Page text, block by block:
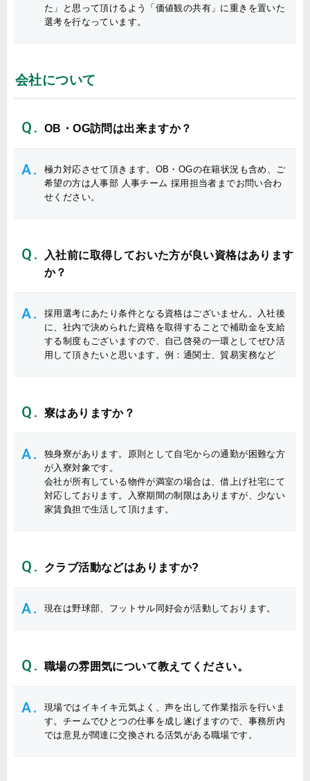
た」と思って頂けるよう「価値観の共有」に重きを置いた
選考を行なっています。
会社について
OB・OG訪問は出来ますか？
極力対応させて頂きます。OB・OGの在籍状況も含め、ご
希望の方は人事部 人事チーム 採用担当者までお問い合わ
せください。
入社前に取得しておいた方が良い資格はあります
か？
採用選考にあたり条件となる資格はございません。入社後
に、社内で決められた資格を取得することで補助金を支給
する制度もございますので、自己啓発の一環としてぜひ活
用して頂きたいと思います。例：通関士、貿易実務など
寮はありますか？
独身寮があります。原則として自宅からの通勤が困難な方
が入寮対象です。
会社が所有している物件が満室の場合は、借上げ社宅にて
対応しております。入寮期間の制限はありますが、少ない
家賃負担で生活して頂けます。
クラブ活動などはありますか?
現在は野球部、フットサル同好会が活動しております。
職場の雰囲気について教えてください。
現場ではイキイキ元気よく、声を出して作業指示を行いま
す。チームでひとつの仕事を成し遂げますので、事務所内
では意見が闊達に交換される活気がある職場です。